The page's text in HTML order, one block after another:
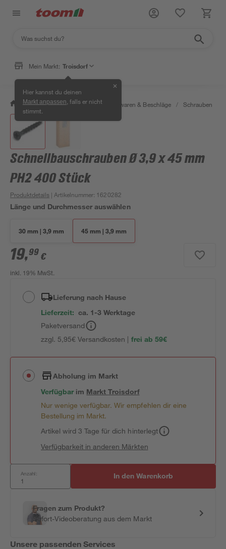
Mein Markt: Troisdorf
Hier kannst du deinen
Markt anpassen , falls er nicht
stimmt.
✕
/ Werkstatt & Maschinen / Eisenwaren & Beschläge / Schrauben
Schnellbauschrauben Ø 3,9 x 45 mm
PH2 400 Stück
Produktdetails | Artikelnummer: 1620282
Länge und Durchmesser auswählen
30 mm | 3,9 mm 45 mm | 3,9 mm
19,99 €
inkl. 19% MwSt.
Lieferung nach Hause
Lieferzeit: ca. 1-3 Werktage
Paketversand
zzgl. 5,95€ Versandkosten | frei ab 59€
Abholung im Markt
Verfügbar im MarktTroisdorf
Nur wenige verfügbar. Wir empfehlen dir eine
Bestellung im Markt.
Artikel wird 3 Tage für dich hinterlegt
Verfügbarkeit in anderen Märkten
Anzahl: In den Warenkorb
Fragen zum Produkt?
Sofort-Videoberatung aus dem Markt
Unsere passenden Services